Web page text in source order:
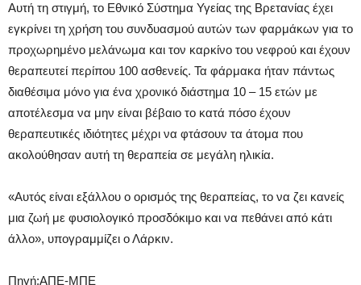
Αυτή τη στιγμή, το Εθνικό Σύστημα Υγείας της Βρετανίας έχει
εγκρίνει τη χρήση του συνδυασμού αυτών των φαρμάκων για το
προχωρημένο μελάνωμα και τον καρκίνο του νεφρού και έχουν
θεραπευτεί περίπου 100 ασθενείς. Τα φάρμακα ήταν πάντως
διαθέσιμα μόνο για ένα χρονικό διάστημα 10 – 15 ετών με
αποτέλεσμα να μην είναι βέβαιο το κατά πόσο έχουν
θεραπευτικές ιδιότητες μέχρι να φτάσουν τα άτομα που
ακολούθησαν αυτή τη θεραπεία σε μεγάλη ηλικία.
«Αυτός είναι εξάλλου ο ορισμός της θεραπείας, το να ζει κανείς
μια ζωή με φυσιολογικό προσδόκιμο και να πεθάνει από κάτι
άλλο», υπογραμμίζει ο Λάρκιν.
Πηγή:ΑΠΕ-ΜΠΕ